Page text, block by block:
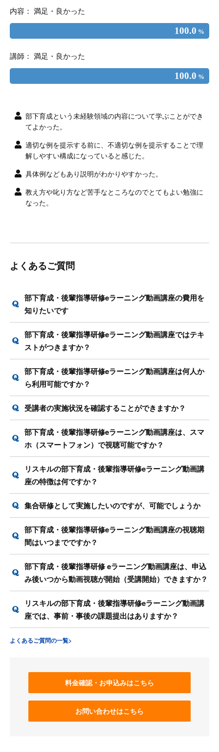
内容： 満足・良かった
100.0 %
講師： 満足・良かった
100.0 %
部下育成という未経験領域の内容について学ぶことができ
てよかった。
適切な例を提示する前に、不適切な例を提示することで理
解しやすい構成になっていると感じた。
具体例などもあり説明がわかりやすかった。
教え方や叱り方など苦手なところなのでとてもよい勉強に
なった。
よくあるご質問
部下育成・後輩指導研修eラーニング動画講座の費用を
知りたいです
部下育成・後輩指導研修eラーニング動画講座ではテキ
ストがつきますか？
部下育成・後輩指導研修eラーニング動画講座は何人か
ら利用可能ですか？
受講者の実施状況を確認することができますか？
部下育成・後輩指導研修eラーニング動画講座は、スマ
ホ（スマートフォン）で視聴可能ですか？
リスキルの部下育成・後輩指導研修eラーニング動画講
座の特徴は何ですか？
集合研修として実施したいのですが、可能でしょうか
部下育成・後輩指導研修eラーニング動画講座の視聴期
間はいつまでですか？
部下育成・後輩指導研修 eラーニング動画講座は、申込
み後いつから動画視聴が開始（受講開始）できますか？
リスキルの部下育成・後輩指導研修eラーニング動画講
座では、事前・事後の課題提出はありますか？
よくあるご質問の一覧>
料金確認・お申込みはこちら
お問い合わせはこちら